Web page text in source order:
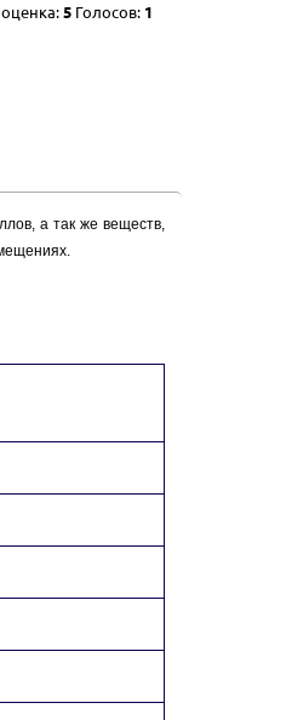
5 Голосов: 1
а так же веществ,